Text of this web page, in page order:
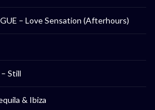
– Love Sensation (Afterhours)
Still
& Ibiza